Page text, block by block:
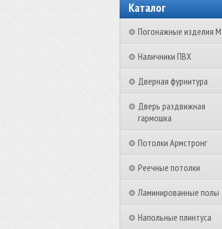
Каталог
Погонажные изделия
Наличники ПВХ
Дверная фурнитура
Дверь раздвижная
гармошка
Потолки Армстронг
Реечные потолки
Ламинированные полы
Напольные плинтуса